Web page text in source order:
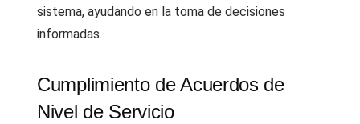
sistema, ayudando en la toma de decisiones
informadas.
Cumplimiento de Acuerdos de
Nivel de Servicio